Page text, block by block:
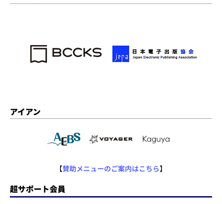
アイアン
【賛助メニューのご案内はこちら】
超サポート会員